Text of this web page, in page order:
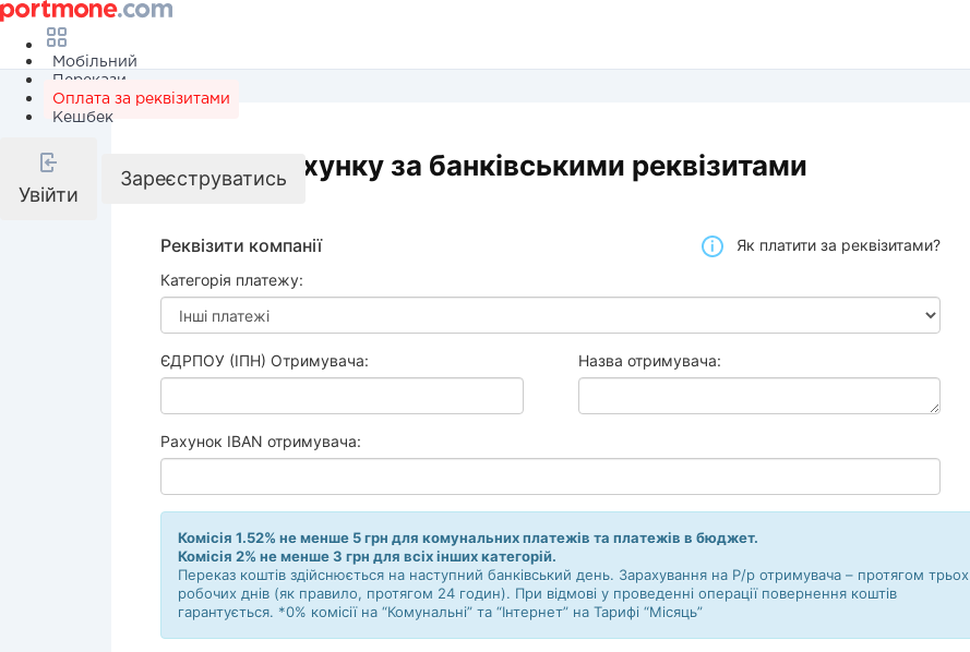
Мобільний
Перекази
Оплата за реквізитами
Кешбек
Увійти
Зареєструватись
Оплата рахунку за банківськими реквізитами
Реквізити компанії
Як платити за реквізитами?
Категорія платежу:
ЄДРПОУ (ІПН) Отримувача: Назва отримувача:
Рахунок IBAN отримувача:
Комісія 1.52% не менше 5 грн для комунальних платежів та платежів в бюджет.
Комісія 2% не менше 3 грн для всіх інших категорій.
Переказ коштів здійснюється на наступний банківський день. Зарахування на Р/р отримувача – протягом трьох
робочих днів (як правило, протягом 24 годин). При відмові у проведенні операції повернення коштів
гарантується. *0% комісії на “Комунальні” та “Інтернет” на Тарифі “Місяць”